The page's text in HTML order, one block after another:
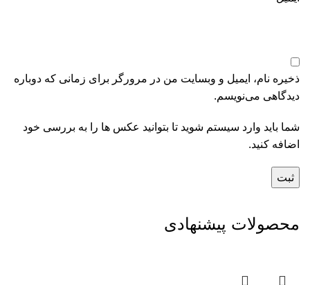
ذخیره نام، ایمیل و وبسایت من در مرورگر برای زمانی که دوباره
دیدگاهی می‌نویسم.
شما باید وارد سیستم شوید تا بتوانید عکس ها را به بررسی خود
اضافه کنید.
محصولات پیشنهادی